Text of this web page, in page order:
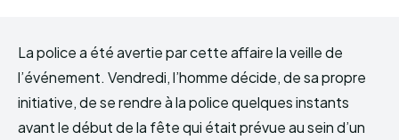
La police a été avertie par cette affaire la veille de
l’événement. Vendredi, l’homme décide, de sa propre
initiative, de se rendre à la police quelques instants
avant le début de la fête qui était prévue au sein d’un